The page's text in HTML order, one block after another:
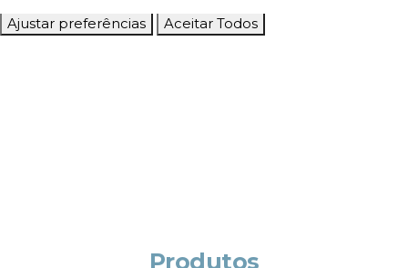
Ajustar preferências Aceitar Todos
Produtos